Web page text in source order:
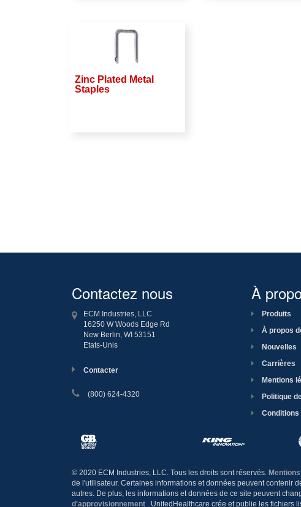
Zinc Plated Metal
Staples
Contactez nous
ECM Industries, LLC
16250 W Woods Edge Rd
New Berlin, WI 53151
Etats-Unis
Contacter
(800) 624-4320
À
Produits
À propos
Nouvelles
Carrières
Mentions
Politique
Conditions
© 2020 ECM Industries, LLC. Tous les droits sont réservés.
de l'utilisateur. Certaines informations et données peuvent contenir
autres. De plus, les informations et données de ce site peuvent
d'approvisionnement . UnitedHealthcare crée et publie les fichiers